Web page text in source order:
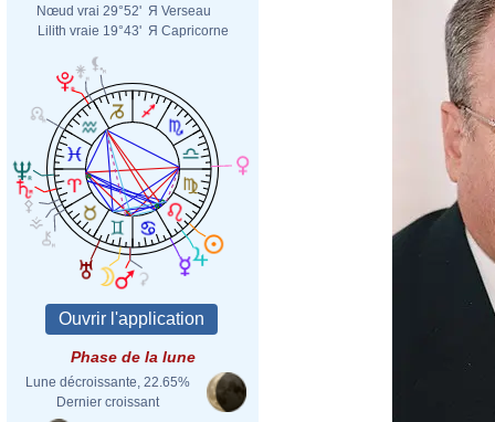
Nœud vrai 29°52' Я Verseau
Lilith vraie 19°43' Я Capricorne
Phase de la lune
Lune décroissante, 22.65%
Dernier croissant